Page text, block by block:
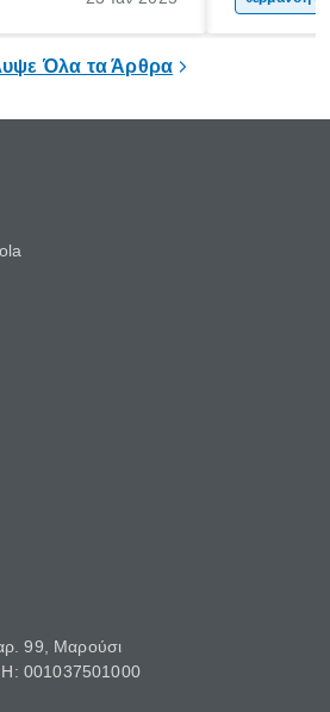
σπιτιού.
Όλα τα Άρθρα
99, Μαρούσι
001037501000